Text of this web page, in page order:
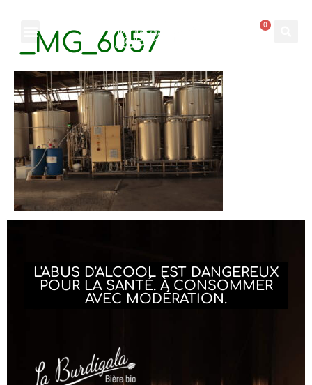
0
_MG_6057
L'ABUS D'ALCOOL EST DANGEREUX
POUR LA SANTÉ. À CONSOMMER
AVEC MODÉRATION.